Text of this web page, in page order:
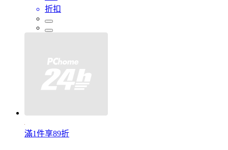
折扣
滿1件享89折